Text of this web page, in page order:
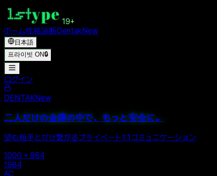
19+
ホーム性格診断DentakNew
日本語
프라이빗 ON🔒
ログイン
DENTAKNew
二人だけの金庫の中で、もっと安全に。
望む相手とだけ繋がるプライベート1:1コミュニケーション
1000 + 984
1984
AC